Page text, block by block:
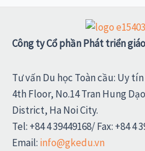
Công ty Cổ phần Phát triển
Tư vấn Du học Toàn cầu: Uy
4th Floor, No.14 Tran Hung
District, Ha Noi City.
Tel: +84 4 39449168/ Fax: +84 4
Email: info@gkedu.vn